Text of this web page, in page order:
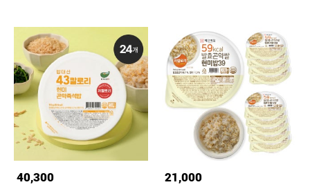
40,300 21,000